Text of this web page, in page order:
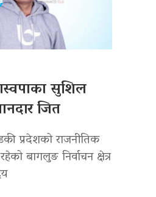
सुशिल
जित
प्रदेशको राजनीतिक
बागलुङ निर्वाचन क्षेत्र